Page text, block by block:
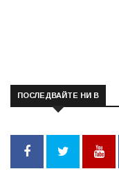
ПОСЛЕДВАЙТЕ НИ В